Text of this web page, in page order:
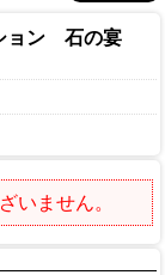
ョン 石の宴
いません。